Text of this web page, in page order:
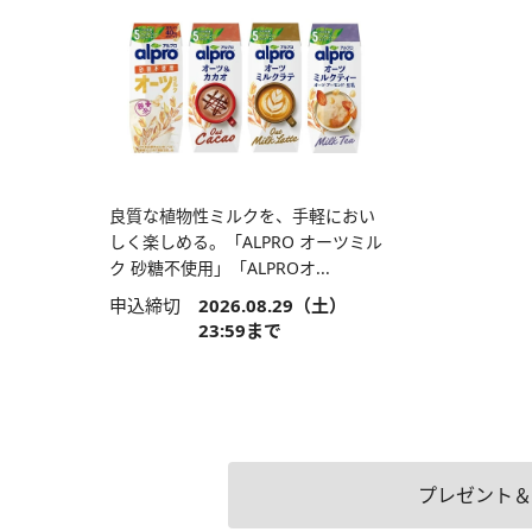
良質な植物性ミルクを、手軽におい
しく楽しめる。「ALPRO オーツミル
ク 砂糖不使用」「ALPROオ...
申込締切 2026.08.29（土）
23:59まで
プレゼント